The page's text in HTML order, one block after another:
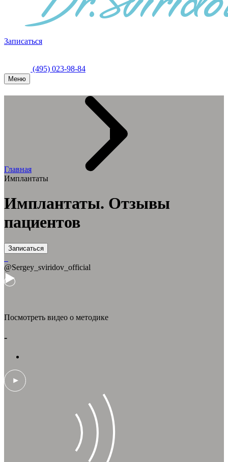
Записаться
(495) 023-98-84
Меню
Главная
Имплантаты
Имплантаты. Отзывы
пациентов
Записаться
@Sergey_sviridov_official
Посмотреть видео о методике
-